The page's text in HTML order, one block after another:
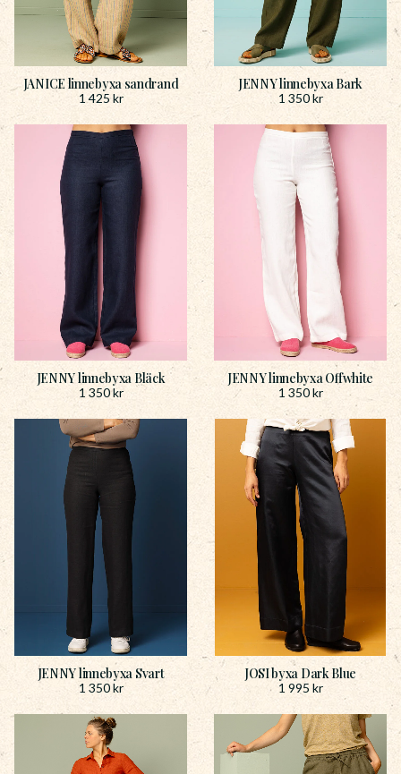
JANICE linnebyxa sandrand
1 425 kr
JENNY linnebyxa Bark
1 350kr
JENNY linnebyxa Bläck
1 350kr
JENNY linnebyxa Offwhite
1 350kr
JENNY linnebyxa Svart
1 350kr
JOSI byxa Dark Blue
1 995 kr